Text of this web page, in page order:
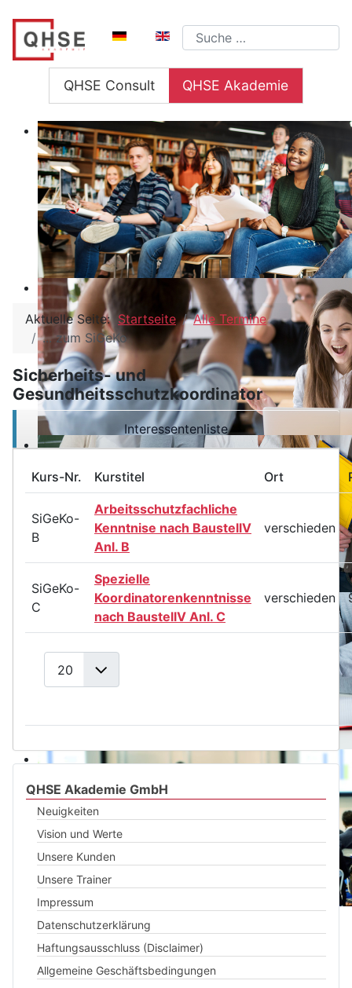
Sprache auswählen
Suchen
QHSE Consult QHSE Akademie
QHSE Akademie GmbH
Neuigkeiten
Vision und Werte
Unsere Kunden
Unsere Trainer
Impressum
Datenschutzerklärung
Haftungsausschluss (Disclaimer)
Allgemeine Geschäftsbedingungen
Aktuelle Seite: Startseite
Alle Termine
... zum SiGeKo
Sicherheits- und
Gesundheitsschutzkoordinator
Interessentenliste
Kurs-Nr. Kurstitel Ort
SiGeKo-
B
Arbeitsschutzfachliche
Kenntnise nach BaustellV
Anl. B
verschieden
SiGeKo-
C
Spezielle
Koordinatorenkenntnisse
nach BaustellV Anl. C
verschieden